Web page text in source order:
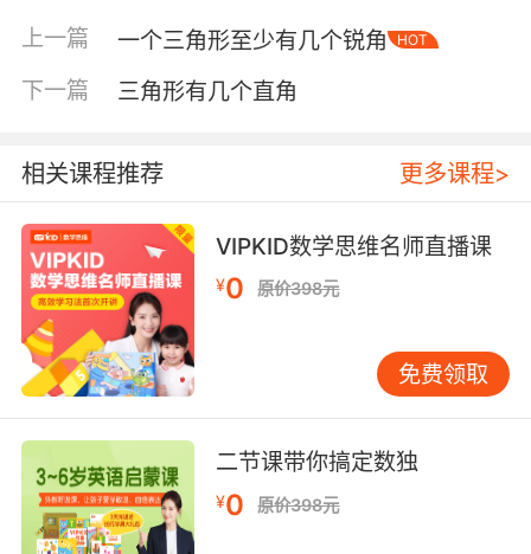
上一篇 一个三角形至少有几个锐角 HOT
下一篇 三角形有几个直角
相关课程推荐 更多课程>
VIPKID数学思维名师直播课
¥0 原价398元
免费领取
二节课带你搞定数独
¥0 原价398元